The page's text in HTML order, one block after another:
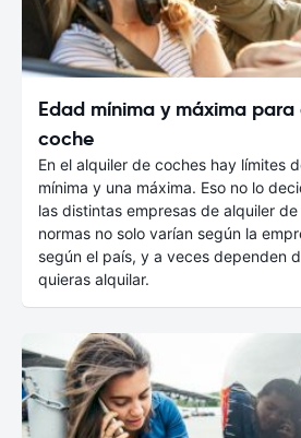
Edad mínima y máxima
coche
En el alquiler de coches hay límites
mínima y una máxima. Eso no lo
las distintas empresas de alquiler
normas no solo varían según la
según el país, y a veces dependen
quieras alquilar.